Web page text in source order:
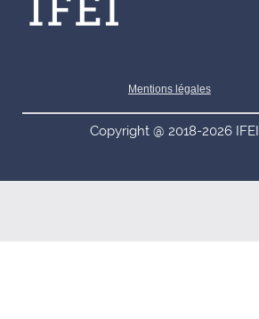
Mentions légales
Copyright @ 2018-2026 IFEI